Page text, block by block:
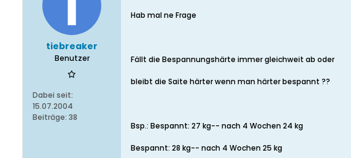
tiebreaker
Benutzer
Dabei seit:
15.07.2004
Beiträge: 38
Hab mal ne Frage
Fällt die Bespannungshärte immer gleichweit ab oder
bleibt die Saite härter wenn man härter bespannt ??
Bsp.: Bespannt: 27 kg-- nach 4 Wochen 24 kg
Bespannt: 28 kg-- nach 4 Wochen 25 kg